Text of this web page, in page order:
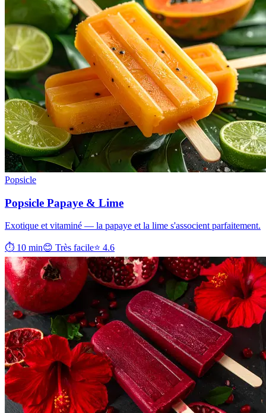
Popsicle
Popsicle Papaye & Lime
Exotique et vitaminé — la papaye et la lime s'associent parfaitement.
⏱ 10 min😊 Très facile⭐ 4.6